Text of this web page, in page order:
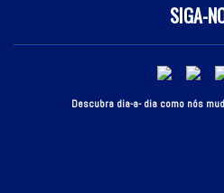
SIGA-
Descubra dia-a- dia como nós